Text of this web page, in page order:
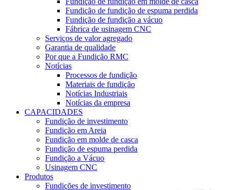
Fundição de fundição de espuma perdida
Fundição de fundição a vácuo
Fábrica de usinagem CNC
Serviços de valor agregado
Garantia de qualidade
Por que a Fundição RMC
Notícias
Processos de fundição
Materiais de fundição
Notícias Industriais
Notícias da empresa
CAPACIDADES
Fundição de investimento
Fundição em Areia
Fundição em molde de casca
Fundição de espuma perdida
Fundição a Vácuo
Usinagem CNC
Produtos
Fundições de investimento